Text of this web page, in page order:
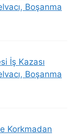
Boşanma
İş Kazası
Boşanma
Korkmadan